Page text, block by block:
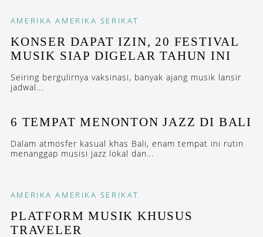
AMERIKA AMERIKA SERIKAT
KONSER DAPAT IZIN, 20 FESTIVAL
MUSIK SIAP DIGELAR TAHUN INI
Seiring bergulirnya vaksinasi, banyak ajang musik lansir
jadwal...
6 TEMPAT MENONTON JAZZ DI BALI
Dalam atmosfer kasual khas Bali, enam tempat ini rutin
menanggap musisi jazz lokal dan...
AMERIKA AMERIKA SERIKAT
PLATFORM MUSIK KHUSUS
TRAVELER